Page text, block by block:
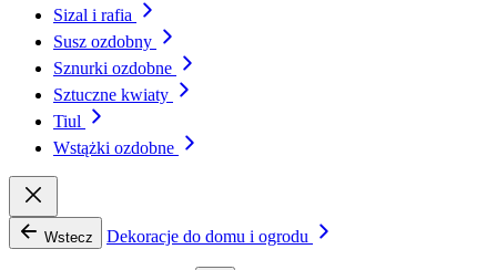
Sizal i rafia
Susz ozdobny
Sznurki ozdobne
Sztuczne kwiaty
Tiul
Wstążki ozdobne
Wstecz Dekoracje do domu i ogrodu